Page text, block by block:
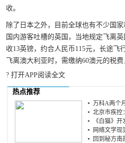
收。
除了日本之外，目前全球也有不少国
国内游客吐槽的英国，当地规定飞离
收13英镑，约合人民币115元，长途飞
飞离澳大利亚时，需缴纳60澳元的税
? 打开APP阅读全文
热点推荐
万科A两个
北京市疾控
《白猫》
网络文学现
回到秘方南